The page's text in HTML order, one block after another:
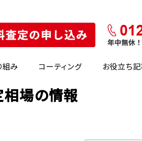
組み コーティング お役立ち
相場の情報